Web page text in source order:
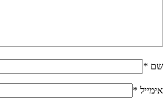
שם *
אימייל *